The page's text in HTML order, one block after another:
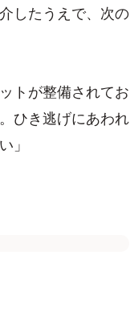
したうえで、次の
トが整備されてお
ひき逃げにあわれ
」